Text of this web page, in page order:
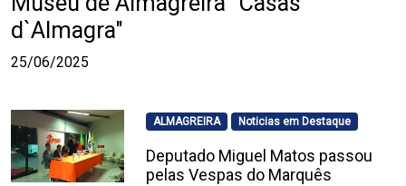
d`Almagra"
25/06/2025
ALMAGREIRA Noticias em Destaque
Deputado Miguel Matos passou
pelas Vespas do Marquês